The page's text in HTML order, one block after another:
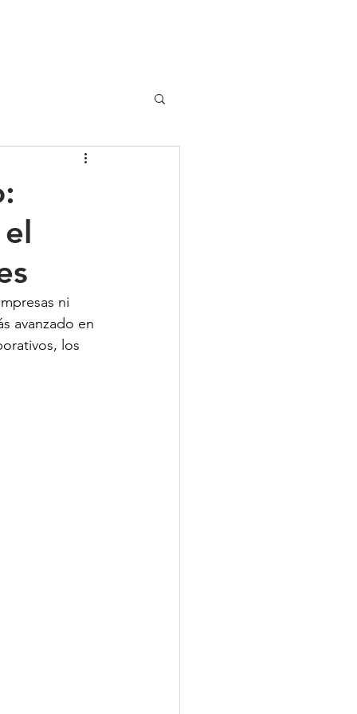
ni
avanzado en
los